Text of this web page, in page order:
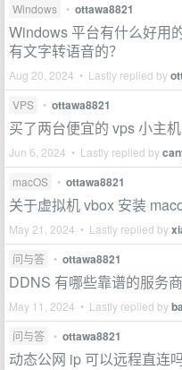
Windows • ottawa8821
Windows 平台有什么好用
有文字转语音的？
Aug 20, 2024 • Lastly replied by
VPS • ottawa8821
买了两台便宜的 vps 小主机
Jun 6, 2024 • Lastly replied by
macOS • ottawa8821
关于虚拟机 vbox 安装
May 21, 2024 • Lastly replied by
问与答 • ottawa8821
DDNS 有哪些靠谱的服务商
May 11, 2024 • Lastly replied by
问与答 • ottawa8821
动态公网 ip 可以远程直连吗